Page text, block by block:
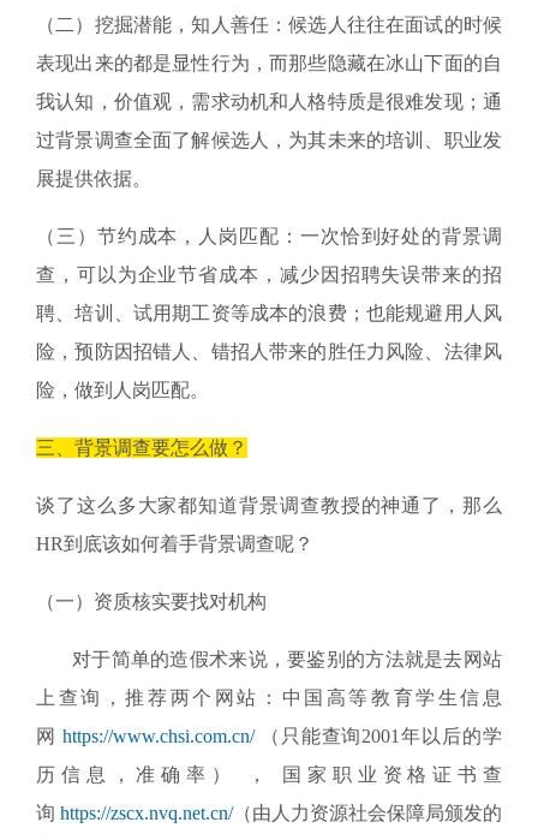
（二）挖掘潜能，知人善任：候选人往往在面试的时候
表现出来的都是显性行为，而那些隐藏在冰山下面的自
我认知，价值观，需求动机和人格特质是很难发现；通
过背景调查全面了解候选人，为其未来的培训、职业发
展提供依据。
（三）节约成本，人岗匹配：一次恰到好处的背景调
查，可以为企业节省成本，减少因招聘失误带来的招
聘、培训、试用期工资等成本的浪费；也能规避用人风
险，预防因招错人、错招人带来的胜任力风险、法律风
险，做到人岗匹配。
三、背景调查要怎么做？
谈了这么多大家都知道背景调查教授的神通了，那么
HR到底该如何着手背景调查呢？
（一）资质核实要找对机构
对于简单的造假术来说，要鉴别的方法就是去网站
上查询，推荐两个网站：中国高等教育学生信息
网 https://www.chsi.com.cn/
（只能查询2001年以后的学
历信息，准确率） ， 国家职业资格证书查
询 https://zscx.nvq.net.cn/（由人力资源社会保障局颁发的